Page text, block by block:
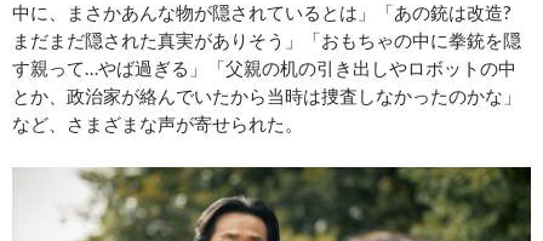
中に、まさかあんな物が隠されているとは」「あの銃は改造?
まだまだ隠された真実がありそう」「おもちゃの中に拳銃を隠
す親って…やば過ぎる」「父親の机の引き出しやロボットの中
とか、政治家が絡んでいたから当時は捜査しなかったのかな」
など、さまざまな声が寄せられた。